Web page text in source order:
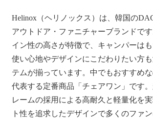
Helinox（ヘリノックス）は、韓国の
アウトドア・ファニチャーブランドで
イン性の高さが特徴で、キャンパーはも
使い心地やデザインにこだわりたい方
テムが揃っています。中でもおすすめ
代表する定番商品「チェアワン」です
レームの採用による高耐久と軽量化を
ト性を追求したデザインで多くのファ